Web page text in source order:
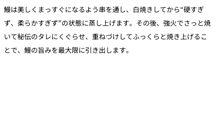
鰻は美しくまっすぐになるよう串を通し、白焼きしてから“硬すぎ
ず、柔らかすぎず”の状態に蒸し上げます。その後、強火でさっと焼
いて秘伝のタレにくぐらせ、重ねづけしてふっくらと焼き上げるこ
とで、鰻の旨みを最大限に引き出します。